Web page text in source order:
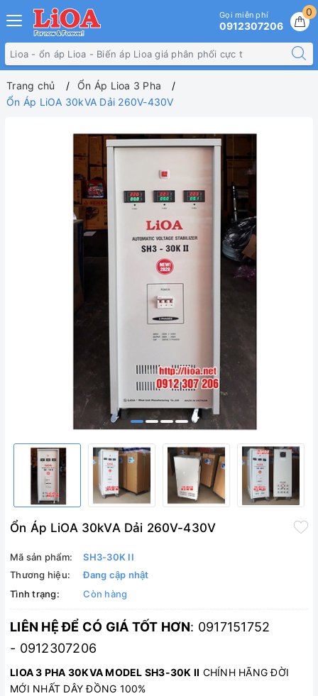
0
Gọi miễn phí
0912307206
Trang chủ
Ổn Áp Lioa 3 Pha
Ổn Áp LiOA 30kVA Dải 260V-430V
Ổn Áp LiOA 30kVA Dải 260V-430V
Mã sản phẩm:
SH3-30K II
Thương hiệu:
Đang cập nhật
Tình trạng:
Còn hàng
LIÊN HỆ ĐỂ CÓ GIÁ TỐT HƠN: 0917151752
- 0912307206
LIOA 3 PHA 30KVA MODEL SH3-30K II CHÍNH HÃNG ĐỜI
MỚI NHẤT DÂY ĐỒNG 100%